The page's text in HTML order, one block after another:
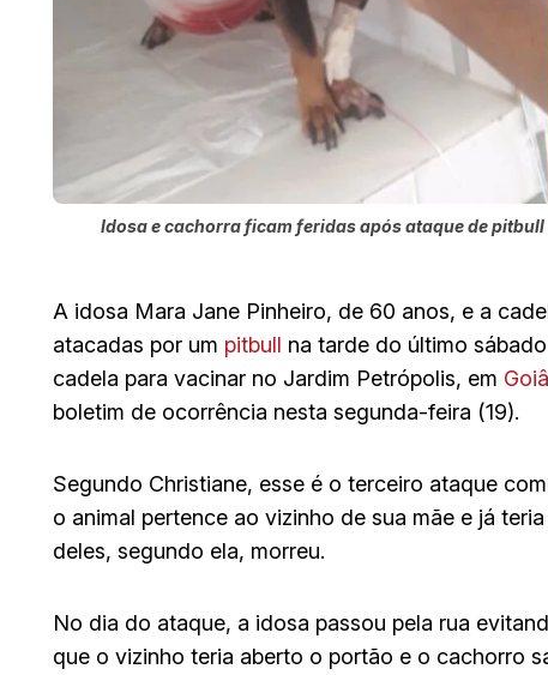
Idosa e cachorra ficam feridas após ataque de
A idosa Mara Jane Pinheiro, de 60 anos, e a
atacadas por um pitbull na tarde do último
cadela para vacinar no Jardim Petrópolis, em
boletim de ocorrência nesta segunda-feira (19).
Segundo Christiane, esse é o terceiro ataque
o animal pertence ao vizinho de sua mãe e já
deles, segundo ela, morreu.
No dia do ataque, a idosa passou pela rua
que o vizinho teria aberto o portão e o cachorro